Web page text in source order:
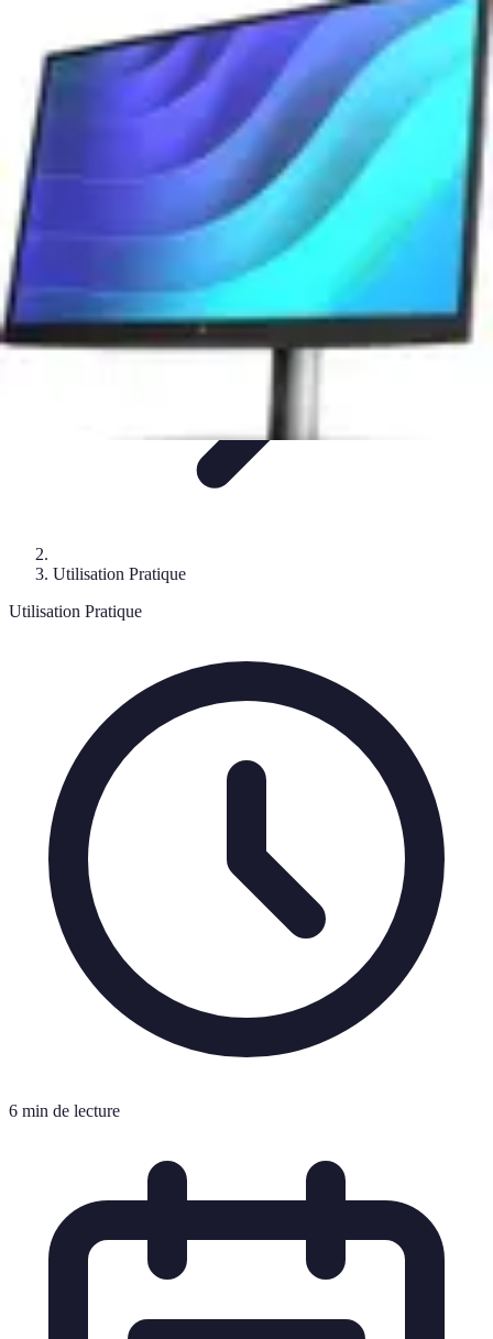
EnvironnementImpact environnemental
Économie et
BudgetUtilisation et entretien Pratiques et Conseils
Utilisation Pratique
Utilisation Pratique
6 min de lecture